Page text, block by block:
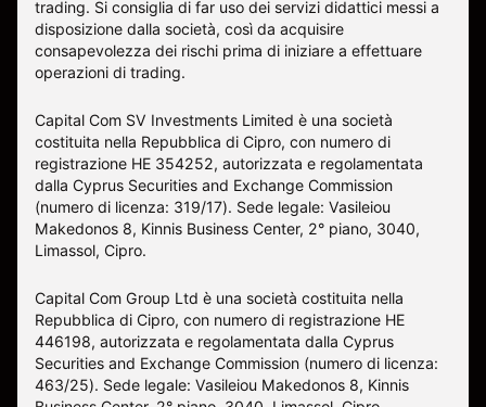
trading. Si consiglia di far uso dei servizi didattici messi a
disposizione dalla società, così da acquisire
consapevolezza dei rischi prima di iniziare a effettuare
operazioni di trading.
Capital Com SV Investments Limited è una società
costituita nella Repubblica di Cipro, con numero di
registrazione HE 354252, autorizzata e regolamentata
dalla Cyprus Securities and Exchange Commission
(numero di licenza: 319/17). Sede legale: Vasileiou
Makedonos 8, Kinnis Business Center, 2° piano, 3040,
Limassol, Cipro.
Capital Com Group Ltd è una società costituita nella
Repubblica di Cipro, con numero di registrazione ΗΕ
446198, autorizzata e regolamentata dalla Cyprus
Securities and Exchange Commission (numero di licenza:
463/25). Sede legale: Vasileiou Makedonos 8, Kinnis